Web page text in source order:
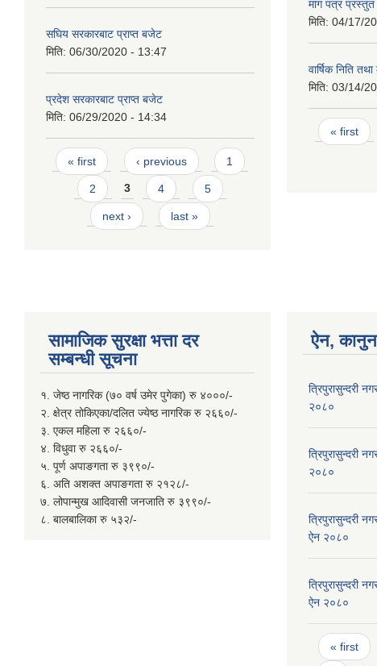
सघिय सरकारबाट प्राप्त बजेट
मिति: 06/30/2020 - 13:47
प्रदेश सरकारबाट प्राप्त बजेट
मिति: 06/29/2020 - 14:34
Pages
« first ‹ previous 1
2 3 4 5
next › last »
माग पत्र प्रस्तुत
मिति: 04/17/
वार्षिक निति तथा
मिति: 03/14/
Pages
« first
सामाजिक सुरक्षा भत्ता दर
सम्बन्धी सूचना
१. जेष्ठ नागरिक (७० वर्ष उमेर पुगेका) रु ४०००/-
२. क्षेत्र तोकिएका/दलित ज्येष्ठ नागरिक रु २६६०/-
३. एकल महिला रु २६६०/-
४. विधुवा रु २६६०/-
५. पूर्ण अपाङगता रु ३९९०/-
६. अति अशक्त अपाङगता रु २१२८/-
७. लोपान्मुख आदिवासी जनजाति रु ३९९०/-
८. बालबालिका रु ५३२/-
ऐन, कानुन
त्रिपुरासुन्दरी
२०८०
त्रिपुरासुन्दरी
२०८०
त्रिपुरासुन्दरी
ऐन २०८०
त्रिपुरासुन्दरी
ऐन २०८०
Pages
« first